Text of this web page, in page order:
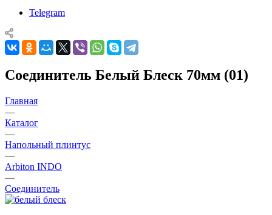
Telegram
Соединитель Белый Блеск 70мм (01)
Главная
—
Каталог
—
Напольный плинтус
—
Arbiton INDO
—
Соединитель